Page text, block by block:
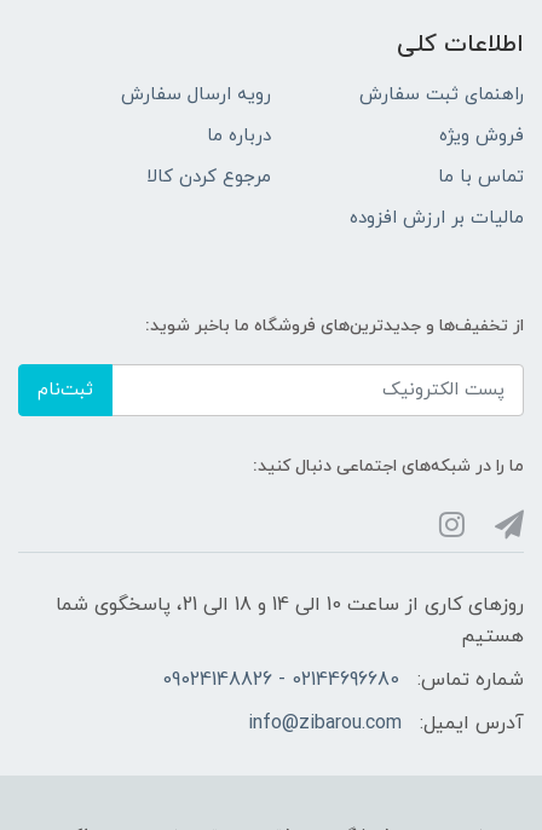
اطلاعات کلی
راهنمای ثبت سفارش
رویه ارسال سفارش
فروش ویژه
درباره ما
تماس با ما
مرجوع کردن کالا
مالیات بر ارزش افزوده
از تخفیف‌ها و جدیدترین‌های فروشگاه ما باخبر شوید:
ثبت‌نام
ما را در شبکه‌های اجتماعی دنبال کنید:
روزهای کاری از ساعت 10 الی 14 و 18 الی 21، پاسخگوی شما
هستیم
شماره تماس:
02144696680 - 09024148826
آدرس ایمیل:
info@zibarou.com